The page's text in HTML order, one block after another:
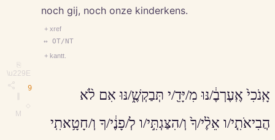
⎘
\u229E
M
noch gij, noch onze kinderkens.
+ xref
↔ OT/NT
+ kantt.
9
אָֽנֹכִי֙ אֶֽעֶרְבֶ֔/נּוּ מִ/יָּדִ֖/י תְּבַקְשֶׁ֑/נּוּ אִם לֹ֨א
הֲבִיאֹתִ֤י/ו אֵלֶ֨י/ךָ֙ וְ/הִצַּגְתִּ֣י/ו לְ/פָנֶ֔י/ךָ וְ/חָטָ֥אתִֽי